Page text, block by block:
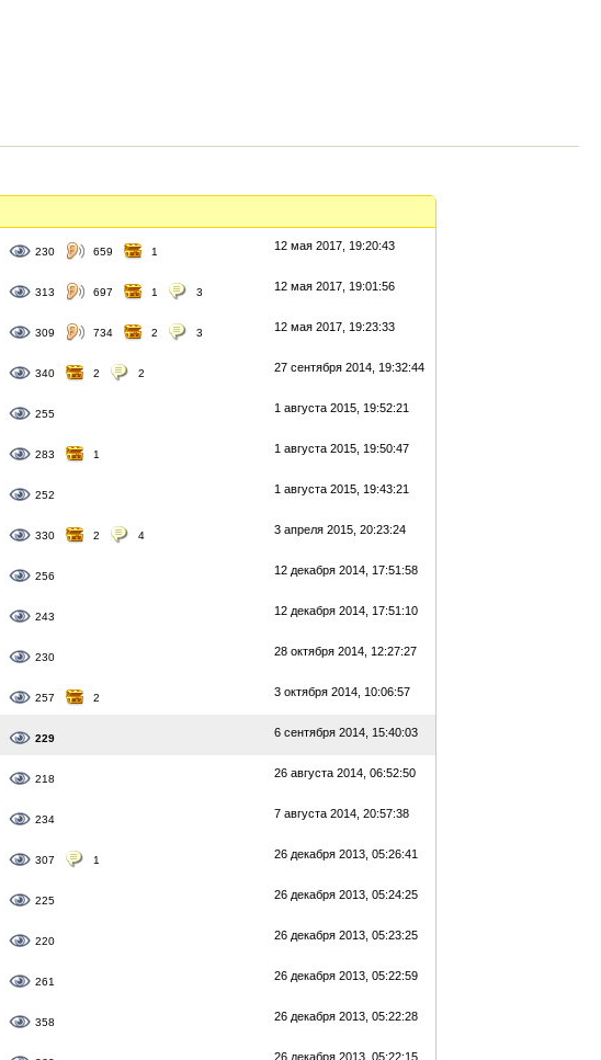
230 659 1 12 мая 2017, 19:20:43
313 697 1 3 12 мая 2017, 19:01:56
309 734 2 3 12 мая 2017, 19:23:33
340 2 2 27 сентября 2014, 19:32:44
255 1 августа 2015, 19:52:21
283 1 1 августа 2015, 19:50:47
252 1 августа 2015, 19:43:21
330 2 4 3 апреля 2015, 20:23:24
256 12 декабря 2014, 17:51:58
243 12 декабря 2014, 17:51:10
230 28 октября 2014, 12:27:27
257 2 3 октября 2014, 10:06:57
229 6 сентября 2014, 15:40:03
218 26 августа 2014, 06:52:50
234 7 августа 2014, 20:57:38
307 1 26 декабря 2013, 05:26:41
225 26 декабря 2013, 05:24:25
220 26 декабря 2013, 05:23:25
261 26 декабря 2013, 05:22:59
358 26 декабря 2013, 05:22:28
26 декабря 2013, 05:22:15